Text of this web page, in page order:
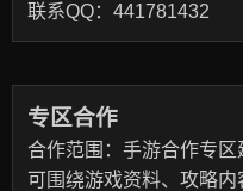
联系QQ：441781432
专区合作
合作范围：手游合作专
可围绕游戏资料、攻略